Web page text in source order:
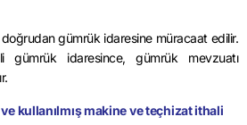
gümrük idaresine müracaat edilir.
gümrük idaresince, gümrük mevzuatı
kullanılmış makine ve teçhizat ithali